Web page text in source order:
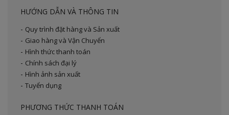
HƯỚNG DẪN VÀ THÔNG TIN
Quy trình đặt hàng và Sản xuất
Giao hàng và Vận Chuyển
Hình thức thanh toán
Chính sách đại lý
Hình ảnh sản xuất
Tuyển dụng
PHƯƠNG THỨC THANH TOÁN